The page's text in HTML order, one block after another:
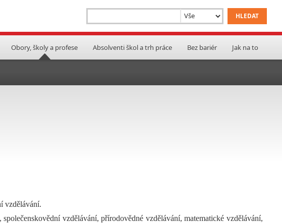
Obory, školy a profese Absolventi škol a trh práce Bez bariér Jak na to
vzdělávání.
vzdělávání, přírodovědné vzdělávání, matematické vzdělávání,